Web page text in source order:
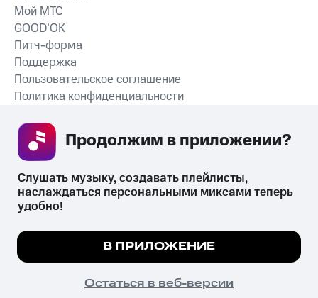
СКАЧАТЬ ПРИЛОЖЕНИЕ
Мой МТС
GOOD’OK
Питч-форма
Поддержка
Пользовательское соглашение
Политика конфиденциальности
психотропных веществ, их аналогов причиняет вред здоровью,
их незаконный оборот запрещён и влечёт установленную
законодательством ответственность.
© 2026 ООО «КИОН».
Все права защищены
Мы используем куки, чтобы на сайте все
Подробнее
ПОНЯТНО
Слушать музыку, создавать плейлисты,
наслаждаться персональными миксами теперь
удобно!
В ПРИЛОЖЕНИЕ
Остаться в веб-версии